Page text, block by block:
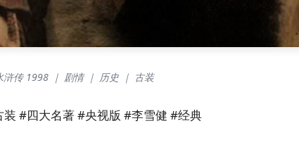
浒传 1998 ｜ 剧情 ｜ 历史 ｜ 古装
#四大名著 #央视版 #李雪健 #经典